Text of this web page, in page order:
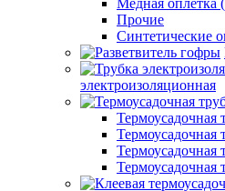
Медная
Прочие
Синтетические
электроизоляционная
Термоусадочная
Термоусадочная
Термоусадочная